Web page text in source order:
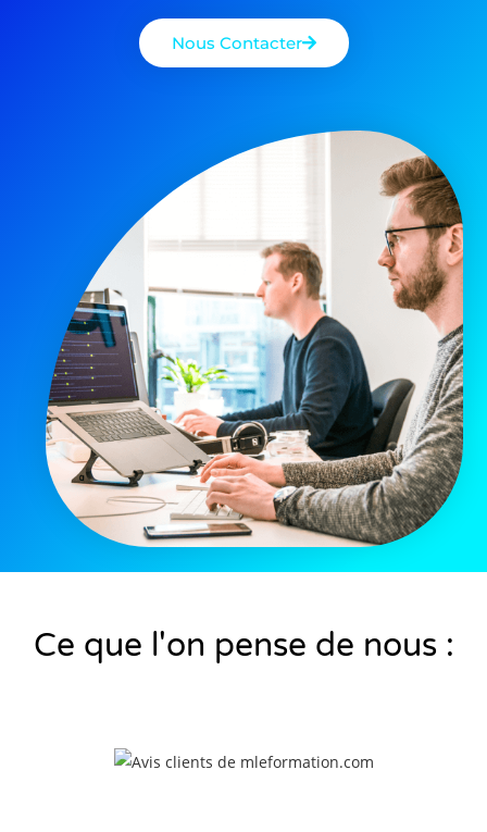
Nous Contacter
Ce que l'on pense de nous :